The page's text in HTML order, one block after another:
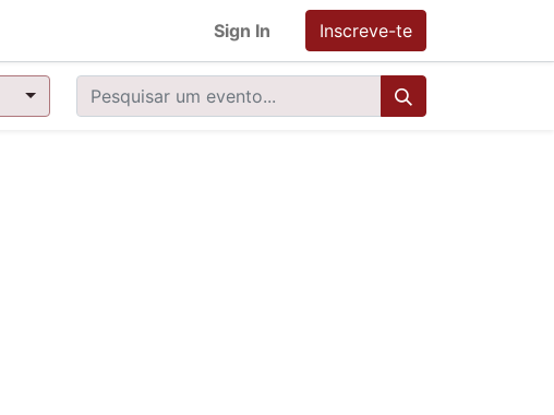
Sign In Inscreve-te